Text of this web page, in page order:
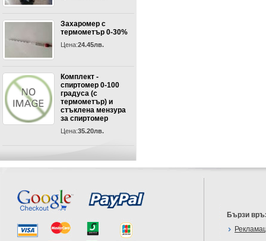
Захаромер с
термометър 0-30%
Цена:24.45лв.
Комплект -
спиртомер 0-100
градуса (с
термометър) и
стъклена мензура
за спиртомер
Цена:35.20лв.
Бързи